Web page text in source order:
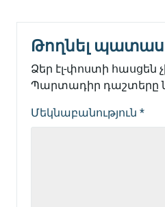
Թողնել
Ձեր էլ-փոստի հասցեն
Պարտադիր դաշտերը
Մեկնաբանություն *